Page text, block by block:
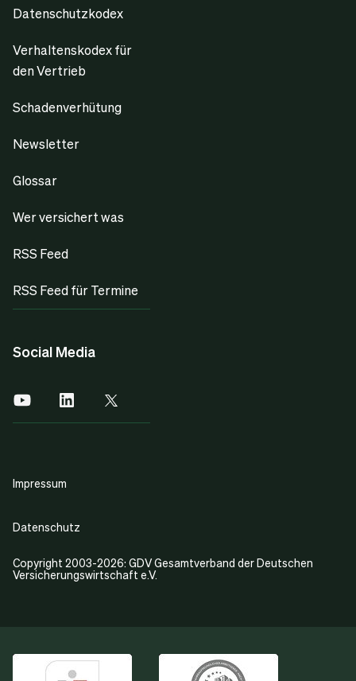
Datenschutzkodex
Verhaltenskodex für
den Vertrieb
Schadenverhütung
Newsletter
Glossar
Wer versichert was
RSS Feed
RSS Feed für Termine
Social Media
Copyright 2003-2026: GDV Gesamtverband der Deutschen
Versicherungswirtschaft e.V.
Impressum
Datenschutz